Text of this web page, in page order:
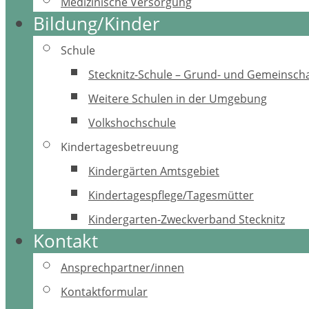
Bildung/Kinder
Schule
Stecknitz-Schule – Grund- und
Weitere Schulen in der Umgebung
Volkshochschule
Kindertagesbetreuung
Kindergärten Amtsgebiet
Kindertagespflege/Tagesmütter
Kindergarten-Zweckverband Stecknitz
Kontakt
Ansprechpartner/innen
Kontaktformular